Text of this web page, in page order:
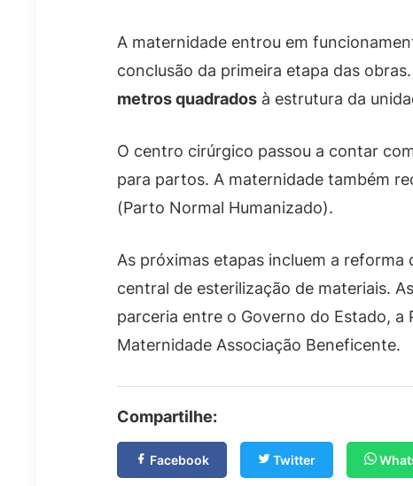
A maternidade entrou em
conclusão da primeira etapa das
metros quadrados à estrutura da
O centro cirúrgico passou a contar
para partos. A maternidade também
(Parto Normal Humanizado).
As próximas etapas incluem a
central de esterilização de materiais.
parceria entre o Governo do Estado,
Maternidade Associação Beneficente.
Compartilhe:
Facebook Twitter